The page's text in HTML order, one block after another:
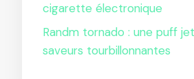
cigarette électronique
Randm tornado : une puff
saveurs tourbillonnantes